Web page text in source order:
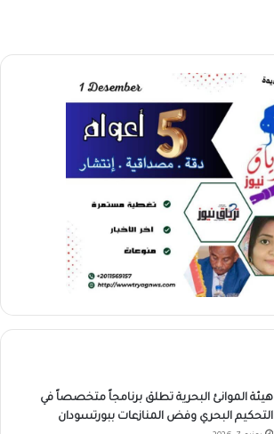
هيئة الموانئ البحرية تطلق برنامجاً متخصصاً في
التحكيم البحري وفض المنازعات ببورتسودان